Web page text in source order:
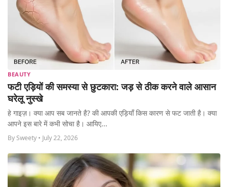
BEAUTY
फटी एड़ियों की समस्या से छुटकारा: जड़ से ठीक करने वाले आसान
घरेलू नुस्खे
हे गाइज़। क्या आप सब जानते है? की आपकी एड़ियाँ किस कारण से फट जाती है। क्या
आपने इस बारे में कभी सोचा है। आयिए...
By Sweety • July 22, 2026